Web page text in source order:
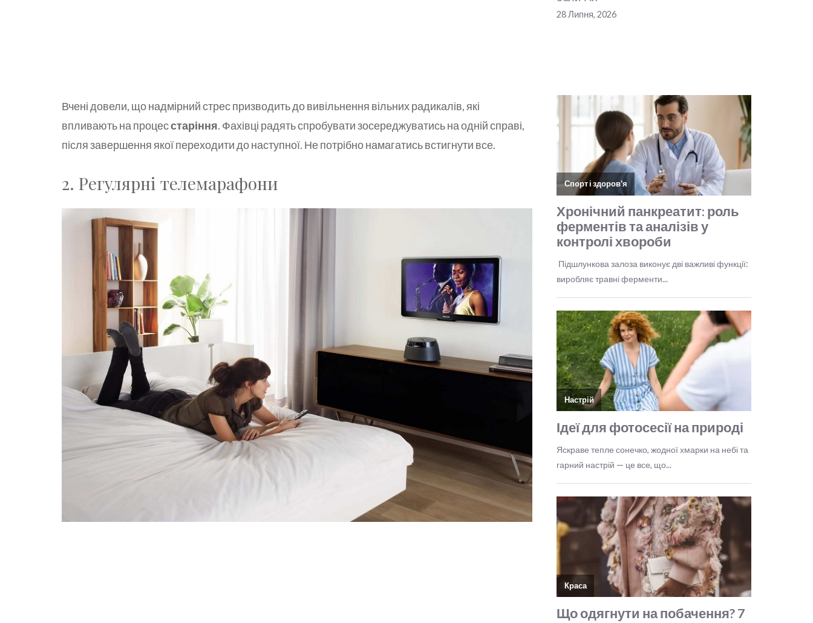
Вчені довели, що надмірний стрес призводить до вивільнення вільних радикалів, які
впливають на процесстаріння. Фахівці радять спробувати зосереджуватись на одній справі,
після завершення якої переходити до наступної. Не потрібно намагатись встигнути все.
2. Регулярні телемарафони
28 Липня, 2026